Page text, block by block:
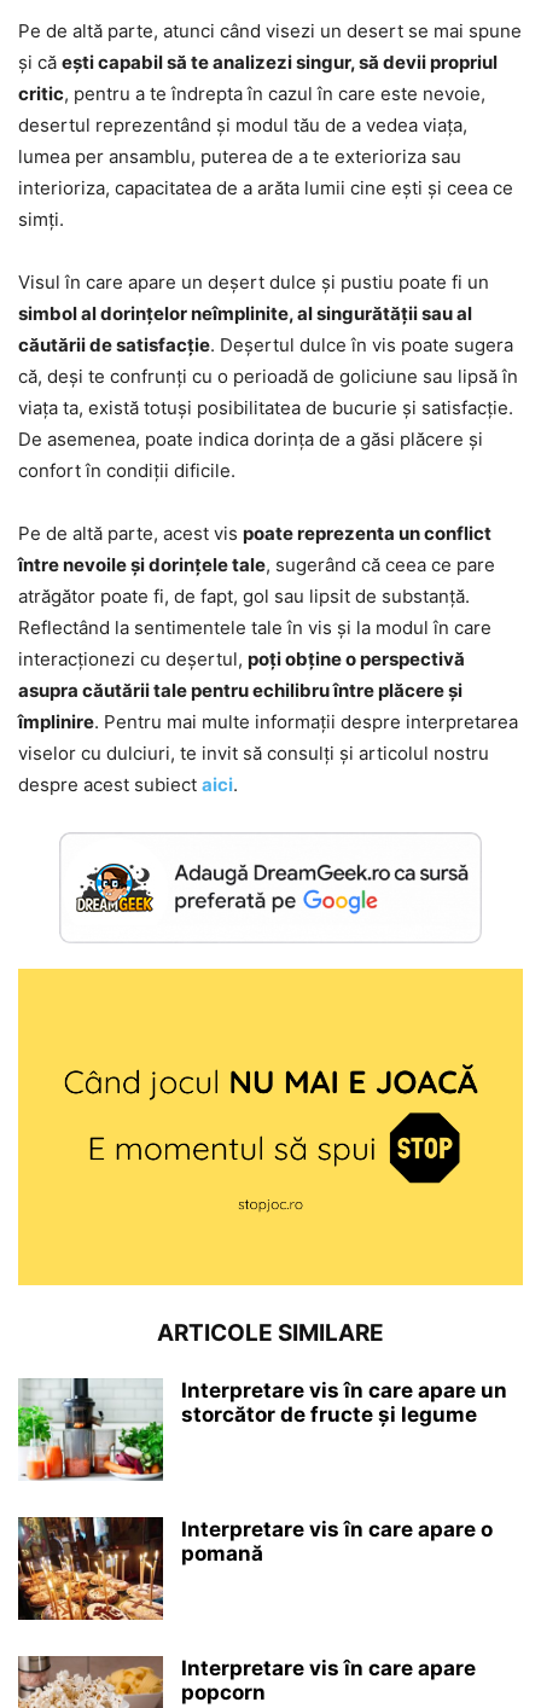
Pe de altă parte, atunci când visezi un desert se mai spune
și că ești capabil să te analizezi singur, să devii propriul
critic, pentru a te îndrepta în cazul în care este nevoie,
desertul reprezentând și modul tău de a vedea viața,
lumea per ansamblu, puterea de a te exterioriza sau
interioriza, capacitatea de a arăta lumii cine ești și ceea ce
simți.
Visul în care apare un deșert dulce și pustiu poate fi un
simbol al dorințelor neîmplinite, al singurătății sau al
căutării de satisfacție. Deșertul dulce în vis poate sugera
că, deși te confrunți cu o perioadă de goliciune sau lipsă în
viața ta, există totuși posibilitatea de bucurie și satisfacție.
De asemenea, poate indica dorința de a găsi plăcere și
confort în condiții dificile.
Pe de altă parte, acest vis poate reprezenta un conflict
între nevoile și dorințele tale, sugerând că ceea ce pare
atrăgător poate fi, de fapt, gol sau lipsit de substanță.
Reflectând la sentimentele tale în vis și la modul în care
interacționezi cu deșertul, poți obține o perspectivă
asupra căutării tale pentru echilibru între plăcere și
împlinire. Pentru mai multe informații despre interpretarea
viselor cu dulciuri, te invit să consulți și articolul nostru
despre acest subiect aici.
ARTICOLE SIMILARE
Interpretare vis în care apare un
storcător de fructe și legume
Interpretare vis în care apare o
pomană
Interpretare vis în care apare
popcorn